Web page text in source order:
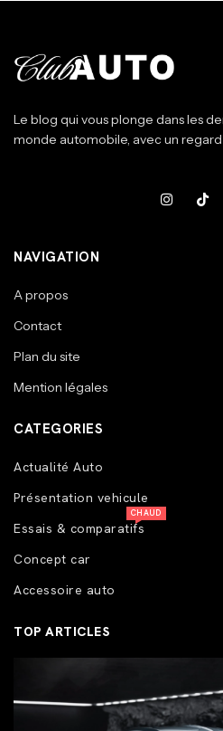
Le blog qui vous plonge dans les
monde automobile, avec un
NAVIGATION
A propos
Contact
Plan du site
Mention légales
CATEGORIES
Actualité Auto
Présentation vehicule
Essais & comparatifs
CHAUD
Concept car
Accessoire auto
TOP ARTICLES